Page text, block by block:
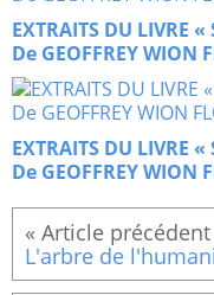
EXTRAITS DU LIVRE «
De GEOFFREY WION
EXTRAITS DU LIVRE «
De GEOFFREY WION
L'arbre de